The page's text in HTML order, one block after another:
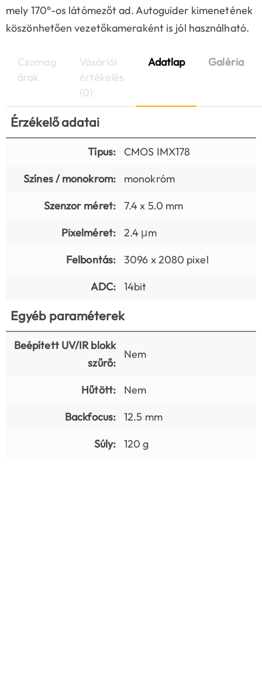
mely 170°-os látómezőt ad. Autoguider kimenetének
köszönhetően vezetőkameraként is jól használható.
Csomag
árak
Vásárlói
értékelés
(0)
Adatlap Galéria
Érzékelő adatai
Típus:
CMOS IMX178
Színes / monokrom:
monokróm
Szenzor méret:
7.4 x 5.0 mm
Pixelméret:
2.4 μm
Felbontás:
3096 x 2080 pixel
ADC:
14bit
Egyéb paraméterek
Beépített UV/IR blokk
szűrő:
Nem
Hűtött:
Nem
Backfocus:
12.5 mm
Súly:
120 g